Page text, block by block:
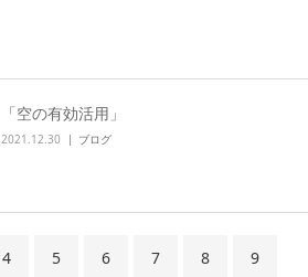
「空の有効活用」
2021.12.30 ブログ
4 5 6 7 8 9